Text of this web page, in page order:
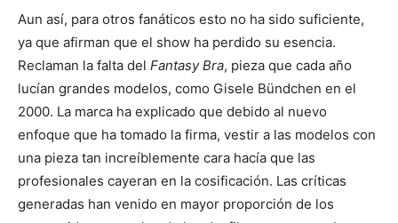
Aun así, para otros fanáticos esto no ha sido suficiente,
ya que afirman que el show ha perdido su esencia.
Reclaman la falta del Fantasy Bra, pieza que cada año
lucían grandes modelos, como Gisele Bündchen en el
2000. La marca ha explicado que debido al nuevo
enfoque que ha tomado la firma, vestir a las modelos con
una pieza tan increíblemente cara hacía que las
profesionales cayeran en la cosificación. Las críticas
generadas han venido en mayor proporción de los